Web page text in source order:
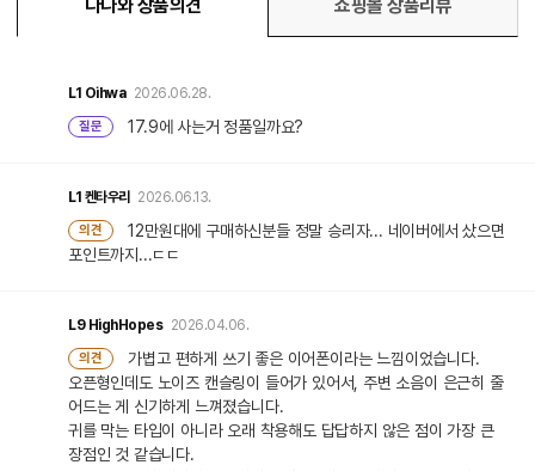
다나와 상품의견 쇼핑몰 상품리뷰
L1 Oihwa 2026.06.28.
질문 17.9에 사는거 정품일까요?
L1 켄타우리 2026.06.13.
의견
12만원대에 구매하신분들 정말 승리자... 네이버에서 샀으면
포인트까지...ㄷㄷ
L9 HighHopes 2026.04.06.
의견
가볍고 편하게 쓰기 좋은 이어폰이라는 느낌이었습니다.
오픈형인데도 노이즈 캔슬링이 들어가 있어서, 주변 소음이 은근히 줄
어드는 게 신기하게 느껴졌습니다.
귀를 막는 타입이 아니라 오래 착용해도 답답하지 않은 점이 가장 큰
장점인 것 같습니다.